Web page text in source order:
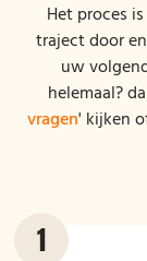
Het proces
traject door
uw
helemaal?
vragen' kijken